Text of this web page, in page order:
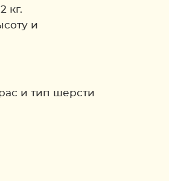
кг.
и
и тип шерсти